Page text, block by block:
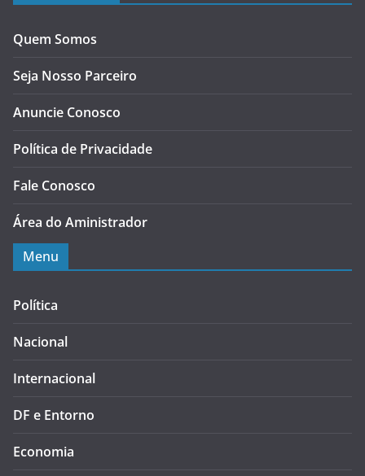
Quem Somos
Seja Nosso Parceiro
Anuncie Conosco
Política de Privacidade
Fale Conosco
Área do Aministrador
Menu
Política
Nacional
Internacional
DF e Entorno
Economia